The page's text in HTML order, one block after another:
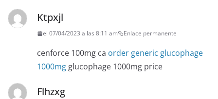
Ktpxjl
el 07/04/2023 a las 8:11 am Enlace permanente
cenforce 100mg ca order generic glucophage
1000mg glucophage 1000mg price
Flhzxg